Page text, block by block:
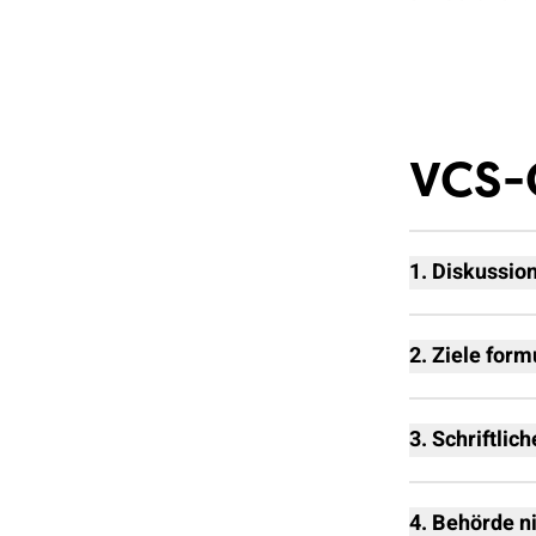
1.
Tempo 30
politischen
2. Ziele
Beispiele
Mehr
3.
Um Ihrem
möglichst
4. Behörde